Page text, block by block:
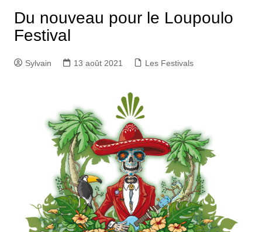
Du nouveau pour le Loupoulo
Festival
Sylvain 13 août 2021 Les Festivals